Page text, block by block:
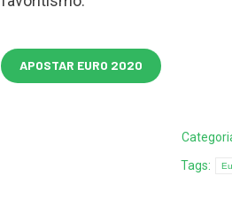
APOSTAR EURO 2020
Tags: